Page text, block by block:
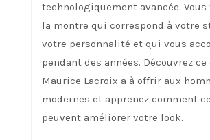
technologiquement avancée. Vous
la montre qui correspond à votre
votre personnalité et qui vous
pendant des années. Découvrez ce
Maurice Lacroix a à offrir aux
modernes et apprenez comment
peuvent améliorer votre look.